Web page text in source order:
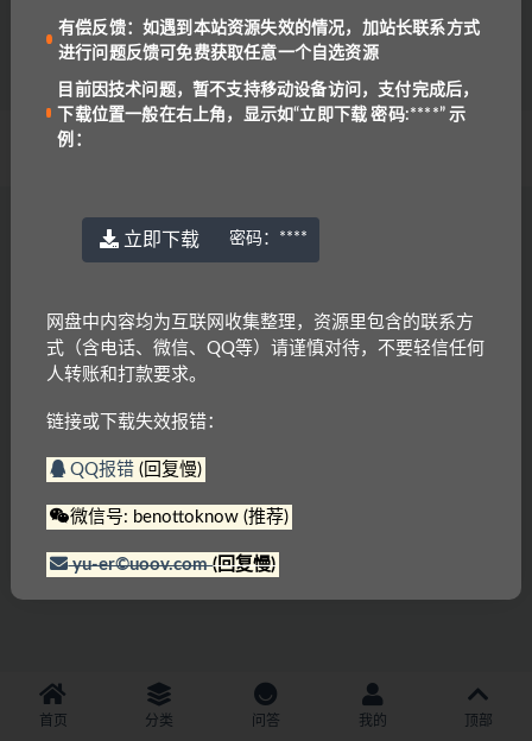
1.4K 免费
首页 分类 问答 我的 顶部
有偿反馈：如遇到本站资源失效的情况，加站长联系方式
进行问题反馈可免费获取任意一个自选资源
目前因技术问题，暂不支持移动设备访问，支付完成后，
下载位置一般在右上角，显示如“立即下载 密码:****” 示
例：
立即下载 密码： ****
网盘中内容均为互联网收集整理，资源里包含的联系方
式（含电话、微信、QQ等）请谨慎对待，不要轻信任何
人转账和打款要求。
链接或下载失效报错：
QQ报错(回复慢)
微信号: benottoknow (推荐)
yu-er©uoov.com(回复慢)